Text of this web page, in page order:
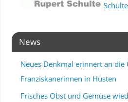
News
Neues Denkmal erinnert an die
Franziskanerinnen in Hüsten
Frisches Obst und Gemüse